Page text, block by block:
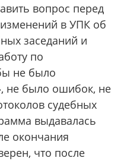
вопрос перед
в УПК об
заседаний и
по
не было
не было ошибок, не
судебных
выдавалась
окончания
что после